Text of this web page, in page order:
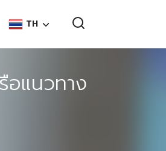
TH
TH
อแนวทาง